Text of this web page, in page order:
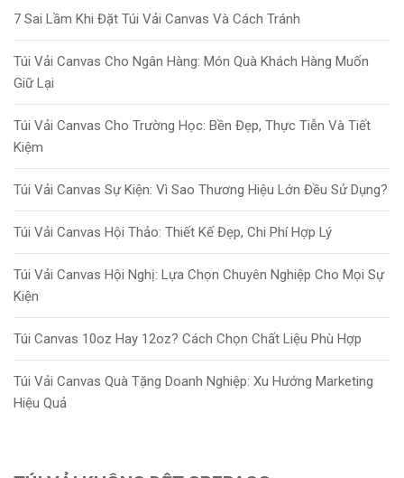
7 Sai Lầm Khi Đặt Túi Vải Canvas Và Cách Tránh
Túi Vải Canvas Cho Ngân Hàng: Món Quà Khách Hàng Muốn
Giữ Lại
Túi Vải Canvas Cho Trường Học: Bền Đẹp, Thực Tiễn Và Tiết
Kiệm
Túi Vải Canvas Sự Kiện: Vì Sao Thương Hiệu Lớn Đều Sử Dụng?
Túi Vải Canvas Hội Thảo: Thiết Kế Đẹp, Chi Phí Hợp Lý
Túi Vải Canvas Hội Nghị: Lựa Chọn Chuyên Nghiệp Cho Mọi Sự
Kiện
Túi Canvas 10oz Hay 12oz? Cách Chọn Chất Liệu Phù Hợp
Túi Vải Canvas Quà Tặng Doanh Nghiệp: Xu Hướng Marketing
Hiệu Quả